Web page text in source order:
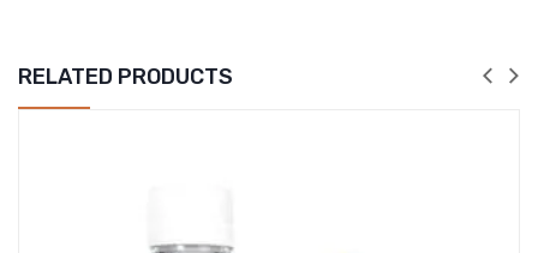
RELATED PRODUCTS